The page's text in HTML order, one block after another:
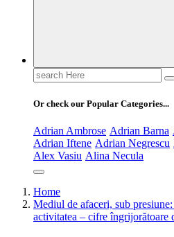
Search
for:
Or check our Popular Categories...
Adrian Ambrose Adrian Barna
Adrian Iftene Adrian Negrescu
Alex Vasiu Alina Necula
Home
Mediul de afaceri, sub
activitatea – cifre îngrijorătoare